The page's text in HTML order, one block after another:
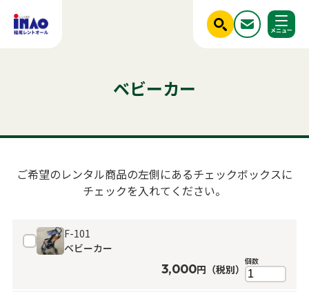
ご利用シーンから探す
はじめての方へ
レンタル規約
新着情報
実績紹介
閉じる
テントテーブル発電機クーラー椅子ベンチフライヤー
パネルパーテーション
照明機器
ベビーカー
ご希望のレンタル商品の左側にあるチェックボックスに
チェックを入れてください。
F-101
ベビーカー
3,000円（税別）
個数